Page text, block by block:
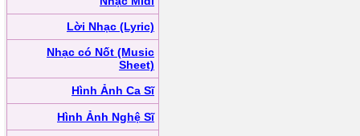
Lời Nhạc (Lyric)
Nhạc có Nốt (Music
Sheet)
Hình Ảnh Ca Sĩ
Hình Ảnh Nghệ Sĩ